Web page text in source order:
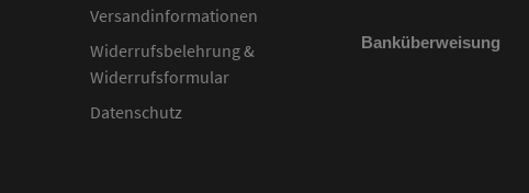
Versandinformationen
Widerrufsbelehrung &
Widerrufsformular
Datenschutz
Banküberweisung